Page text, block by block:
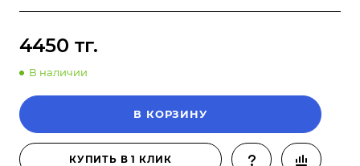
4450 тг.
В наличии
В КОРЗИНУ
КУПИТЬ В 1 КЛИК